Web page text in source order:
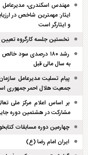
مهندس اسکندری،
ایثار: مهمترین شاخص در
و ایثارگر است
نخستین جلسه کارگروه
رشد ۱۸۰ درصدی سود
به سال مالی قبل
پیام تسلیت مدیرعامل
جمعیت هلال احمر جمهوری
بر اساس اعلام مرکز ملی
مشارکت در هشتمین دوره
چهارمین دوره مسابقات
ایران امام رضا (ع)